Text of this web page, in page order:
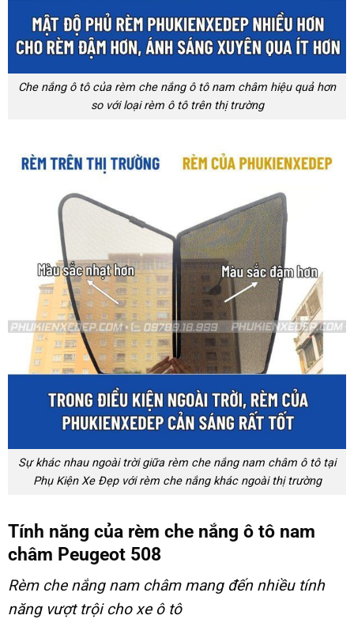
Che nắng ô tô của rèm che nắng ô tô nam châm hiệu quả hơn
so với loại rèm ô tô trên thị trường
Sự khác nhau ngoài trời giữa rèm che nắng nam châm ô tô tại
Phụ Kiện Xe Đẹp với rèm che nắng khác ngoài thị trường
Tính năng của rèm che nắng ô tô nam
châm Peugeot 508
Rèm che nắng nam châmmang đến nhiều tính
năng vượt trội cho xe ô tô